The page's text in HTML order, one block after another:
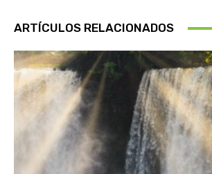
ARTÍCULOS RELACIONADOS